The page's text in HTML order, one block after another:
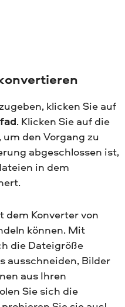
klicken Sie auf
. Klicken Sie auf die
, um den Vorgang zu
abgeschlossen ist,
in dem
dem Konverter von
können. Mit
die Dateigröße
ausschneiden, Bilder
aus Ihren
Sie sich die